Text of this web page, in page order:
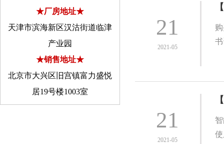
★厂房地址★
天津市滨海新区汉沽街道临津
产业园
★销售地址★
北京市大兴区旧宫镇富力盛悦
居19号楼1003室
21
2021-05
21
2021-05